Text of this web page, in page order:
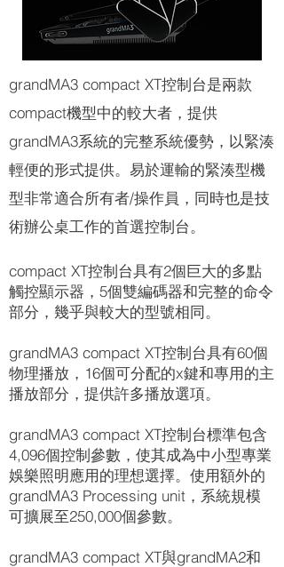
grandMA3 compact XT控制台是兩款
compact機型中的較大者，提供
grandMA3系統的完整系統優勢，以緊湊
輕便的形式提供。易於運輸的緊湊型機
型非常適合所有者/操作員，同時也是技
術辦公桌工作的首選控制台。
compact XT控制台具有2個巨大的多點
觸控顯示器，5個雙編碼器和完整的命令
部分，幾乎與較大的型號相同。
grandMA3 compact XT控制台具有60個
物理播放，16個可分配的x鍵和專用的主
播放部分，提供許多播放選項。
grandMA3 compact XT控制台標準包含
4,096個控制參數，使其成為中小型專業
娛樂照明應用的理想選擇。使用額外的
grandMA3 Processing unit，系統規模
可擴展至250,000個參數。
grandMA3 compact XT與grandMA2和